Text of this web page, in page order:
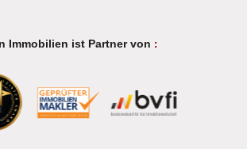
Immobilien ist Partner von :